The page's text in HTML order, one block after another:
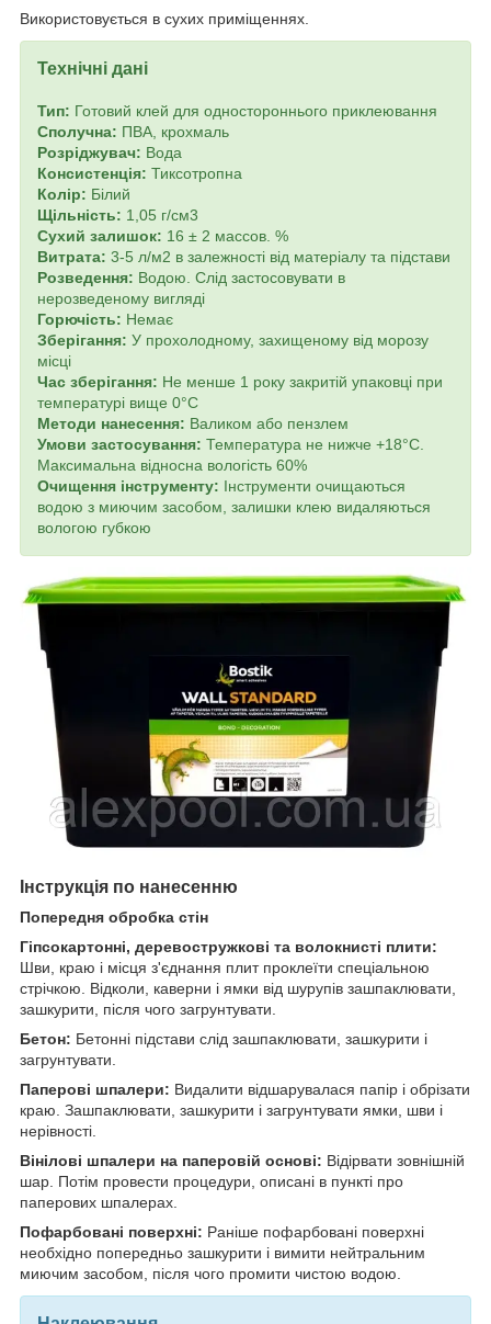
Використовується в сухих приміщеннях.
Технічні дані
Тип: Готовий клей для одностороннього приклеювання
Сполучна: ПВА, крохмаль
Розріджувач: Вода
Консистенція: Тиксотропна
Колір: Білий
Щільність: 1,05 г/см3
Сухий залишок: 16 ± 2 массов. %
Витрата: 3-5 л/м2 в залежності від матеріалу та підстави
Розведення: Водою. Слід застосовувати в
нерозведеному вигляді
Горючість: Немає
Зберігання: У прохолодному, захищеному від морозу
місці
Час зберігання: Не менше 1 року закритій упаковці при
температурі вище 0°C
Методи нанесення: Валиком або пензлем
Умови застосування: Температура не нижче +18°C.
Максимальна відносна вологість 60%
Очищення інструменту: Інструменти очищаються
водою з миючим засобом, залишки клею видаляються
вологою губкою
Інструкція по нанесенню
Попередня обробка стін
Гіпсокартонні, деревостружкові та волокнисті плити:
Шви, краю і місця з'єднання плит проклеїти спеціальною
стрічкою. Відколи, каверни і ямки від шурупів зашпаклювати,
зашкурити, після чого загрунтувати.
Бетон: Бетонні підстави слід зашпаклювати, зашкурити і
загрунтувати.
Паперові шпалери: Видалити відшарувалася папір і обрізати
краю. Зашпаклювати, зашкурити і загрунтувати ямки, шви і
нерівності.
Вінілові шпалери на паперовій основі: Відірвати зовнішній
шар. Потім провести процедури, описані в пункті про
паперових шпалерах.
Пофарбовані поверхні: Раніше пофарбовані поверхні
необхідно попередньо зашкурити і вимити нейтральним
миючим засобом, після чого промити чистою водою.